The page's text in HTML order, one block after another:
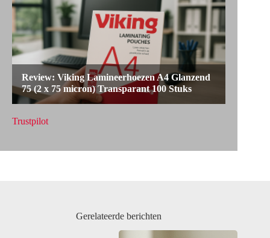
Trustpilot
Gerelateerde berichten